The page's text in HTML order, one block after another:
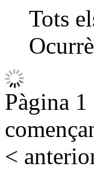
Tots
Pàgina
<